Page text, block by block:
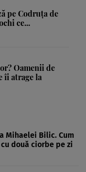
pe Codruța de
ce...
Oamenii de
îi atrage la
Mihaelei Bilic. Cum
două ciorbe pe zi